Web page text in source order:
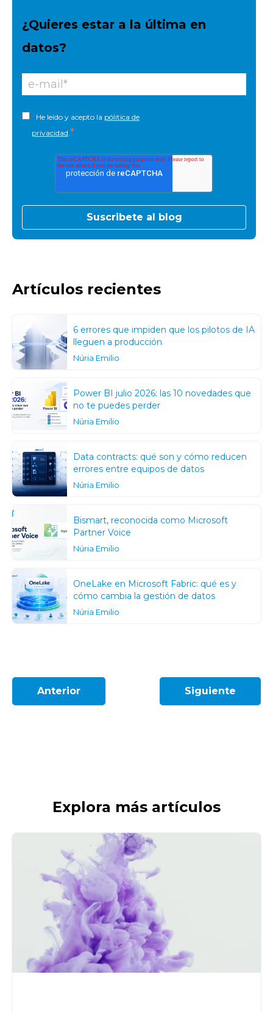
¿Quieres estar a la última en
datos?
He leído y acepto la pólitica de
privacidad.*
Artículos recientes
6 errores que impiden que los pilotos de IA
lleguen a producción
Núria Emilio
Power BI julio 2026: las 10 novedades que
no te puedes perder
Núria Emilio
Data contracts: qué son y cómo reducen
errores entre equipos de datos
Núria Emilio
Bismart, reconocida como Microsoft
Partner Voice
Núria Emilio
OneLake en Microsoft Fabric: qué es y
cómo cambia la gestión de datos
Núria Emilio
Anterior Siguiente
Explora más artículos